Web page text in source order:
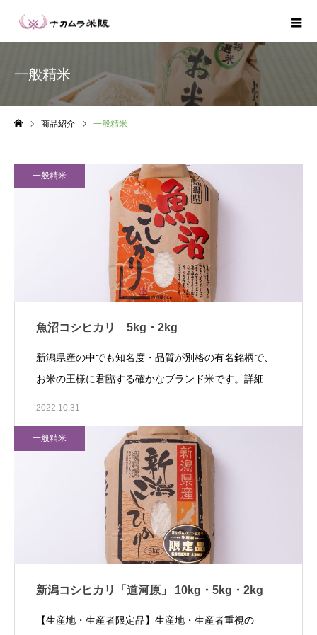
一般精米
商品紹介 一般精米
一般精米
魚沼コシヒカリ 5kg・2kg
新潟県産の中でも知名度・品質が別格の有名銘柄で、
お米の王様に君臨する確かなブランド米です。詳細…
2022.10.31
一般精米
新潟コシヒカリ「道河原」 10kg・5kg・2kg
【生産地・生産者限定品】生産地・生産者重視の